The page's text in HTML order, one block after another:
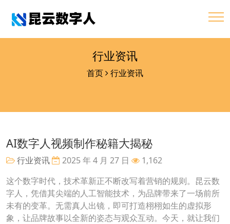
行业资讯
首页 行业资讯
AI数字人视频制作秘籍大揭秘
行业资讯 2025 年 4 月 27 日
1,162
这个数字时代，技术革新正不断改写着营销的规则。昆云数
字人，凭借其尖端的人工智能技术，为品牌带来了一场前所
未有的变革。无需真人出镜，即可打造栩栩如生的虚拟形
象，让品牌故事以全新的姿态与观众互动。今天，就让我们